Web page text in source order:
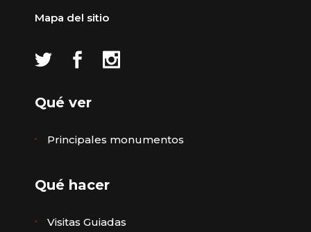
Mapa del sitio
Qué ver
Principales monumentos
Qué hacer
Visitas Guiadas